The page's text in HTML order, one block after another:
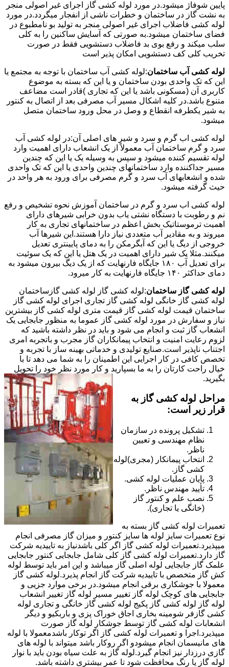
پایین شوفاژ میشود.در مورد لوله کشی گاز اجرای غیر اصولی منجر
به نشت گاز در ساختمان و خطرات ناشی از انفجار میگردد.در مورد
لوله کشی فاضلاب اجرای غیر اصولی منجر به تولید بو نامطبوع در
فضای ساختمان میشود.به صورتی که آسایش ساکنین را به کلی
سلب میکند و رفع بوی بد فاضلاب دستشویی فقط در صورت
تخریب کلی کف دستشویی امکان پذیر است
لوله کشی آب ساختمان:لوله کشی آب ساختمان با توجه به مجتمع یا
این که تک واحدی بودن ساختمان و یا این که بسته به موضوع
کاربری آن (مسکونی باشد یا این که تجاری )قادر است مضاعف
متنوع باشد.در کلیه اشکال مسیر آب مصرفی بعد از اتصال به کنتور
به شیر یکطرفه انقطاع و وصل در محل ورود ساختمان متصل
میشود.
لوله کشی اب گرم و سرد و شیر های اصلی آن:در لوله کشی آب
سرد و گرم ساختمان آب معمولاً از یک انشعاب دارای اهمیت وارد
لوله تقسیم کننده میشود و سپس به وسیله یک یا این که چندین
مسیر جداکننده وارد ساختمانهای چندین واحدی یا این که تک واحدی
شده و انشعابهای آب سرد و گرم مصرفی برای ورود به هر واحد در
حیث گرفته میشود.
لوله کشی اب سرد و گرم در ساختمان آموزش نحوه تشخیص و رفع
نم و رطوبت با دستگاه نشتی یاب بدون خرابی شیرهای دارای
اهمیت ترموستاتیک بخش اعظم در ساختمانهای تجاری به کار
میروند و به مقادیر آب متعددی نیاز دارا هستند.این شیرها آب
خروجی از دیگ یا این که آبگرمکن را به دمای پایینتری تعدیل
میکنند.مثلا یک شیر دارای اهمیت در یک هتل یا این که یک سوئیت
برای تعدیل آب ۱۸۰ جایگاه فارنهایت که از یک دیگ بیرون میشود به
دمای حداکثر ۱۴۰ جایگاه فارنهایت به کار میرود.
لوله کشی گاز ساختمان:لوله کشی گاز لوله کشی گازساختمان
لوله کشی گاز خانگی لوله کشی گاز تجاری اجرای لوله کشی گاز
ساختمان قیمت لوله کشی گاز قیمت متری لوله کشی گاز بیشترین
نیاز و سفارش در مورد لوله کشی گاز عموما به منظور جابجایی یک
انشعاب گاز ثبت و انجام می شود و باید در نظر داشته باشید که
لزوم رعایت امنیت و انتخاب پیمانکاران گاز مجرب و باتجربه امری
اجتناب ناپذیر است.صنایع تولیدی و خدماتی بهینه ساز با تجربه و
تخصص کافی در کار اجرایی این اطمینان را به شما می دهد تا با
خیال راحت کارتان را به ما بسپارید و کار مورد نظر خود را تحویل
بگیرید.
مراحل لوله کشی گاز به
قرار زیر است:
تشکیل پرونده در سازمان
نظام مهندسی و تعیین
ناظر.
انتخاب پیمانکار (مجری)لوله
کشی گاز.
پایان عملیات لوله کشی.
تأیید مهندس ناظر.
نصب علم و کنتور گاز
(خانگی یا تجاری).
تعمیرات لوله کشی گاز بسته به
نوع تعمیرات سایز لوله ها سایز کنتور و میزان گاز مصرفی انجام
میپذیرد.تعمیرات لوله کشی گاز اگر کلی باشدنیاز به تاییدیه شرکت
گاز دارد.تعمیرات لوله کشی گاز کلی شامل جابجایی کنتور جابجایی
علمک گاز جابجایی لوله اصلی گاز میباشد و این امر باید توسط لوله
کش گاز متخصص با تاییدیه شرکت گاز انجام پذیرد.لوله کشی گاز
معمولا با جوشکاری برقی انجام میشود.در برخی موارد جزیی و
جابجایی های کوچک لوله گاز تغییر مسیر لوله گاز تغییر انشعاب
لوله گاز لوله کشی گاز پکیج لوله کشی گاز خانگی و تجاری لوله
کشی گازفر شومینه بخاری اجاق خوراک پزی و باربکیو و دیگر
انشعابات لوله کشی گاز توسط جوشکار لوله گاز صورت
میپذیرد.اجرا و تعمیرات لوله کشی گاز اگر توکار باشدمعمولا با لوله
های مانیسمان انجام میشودو اگر روکار باشد میتواند با لوله های
گازی درزدار نیز انجام گیرد.لوله گاز به علت سیاه بودن باید با نوار
لوله گاز یا رنگ محافظت شود تا عمر بیشتری داشته باشد.